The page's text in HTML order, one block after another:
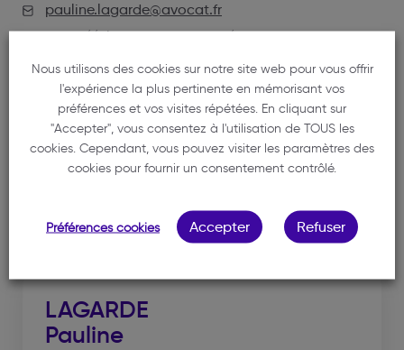
pauline.lagarde@avocat.fr
https://plagarde-avocat.fr/
NOTRE MEMBRE
LAGARDE
Pauline
Nous utilisons des cookies sur notre site web pour vous offrir
l'expérience la plus pertinente en mémorisant vos
préférences et vos visites répétées. En cliquant sur
"Accepter", vous consentez à l'utilisation de TOUS les
cookies. Cependant, vous pouvez visiter les paramètres des
cookies pour fournir un consentement contrôlé.
Préférences cookies Accepter Refuser